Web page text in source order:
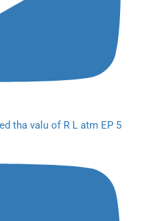
tha valu of R L atm EP 5